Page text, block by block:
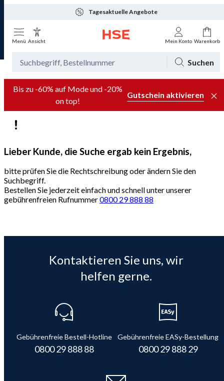
Tagesaktuelle Angebote
Menü Ansicht Mein Konto Warenkorb
Suchen
Bis zu -60% auf Mode und -20%
on top!
Gutschein aktivieren
Lieber Kunde, die Suche ergab kein Ergebnis,
bitte prüfen Sie die Rechtschreibung oder ändern Sie den
Suchbegriff.
Bestellen Sie jederzeit einfach und schnell unter unserer
gebührenfreien Rufnummer0800 29 888 88
Kontaktieren Sie uns, wir
helfen gerne.
Gebührenfreie Bestell-Hotline
0800 29 888 88
Gebührenfreie EASy-Bestellung
0800 29 888 29